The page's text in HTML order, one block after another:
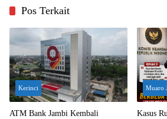
Pos Terkait
Kerinci
ATM Bank Jambi Kembali
Muaro
Kasus